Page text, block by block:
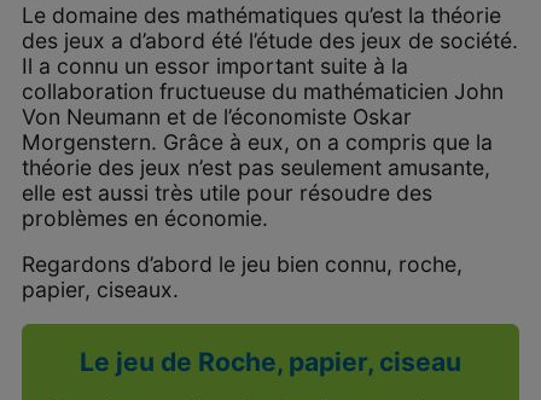
Le domaine des mathématiques qu’est la théorie
des jeux a d’abord été l’étude des jeux de société.
Il a connu un essor important suite à la
collaboration fructueuse du mathématicien John
Von Neumann et de l’économiste Oskar
Morgenstern. Grâce à eux, on a compris que la
théorie des jeux n’est pas seulement amusante,
elle est aussi très utile pour résoudre des
problèmes en économie.
Regardons d’abord le jeu bien connu, roche,
papier, ciseaux.
Le jeu de Roche, papier, ciseau